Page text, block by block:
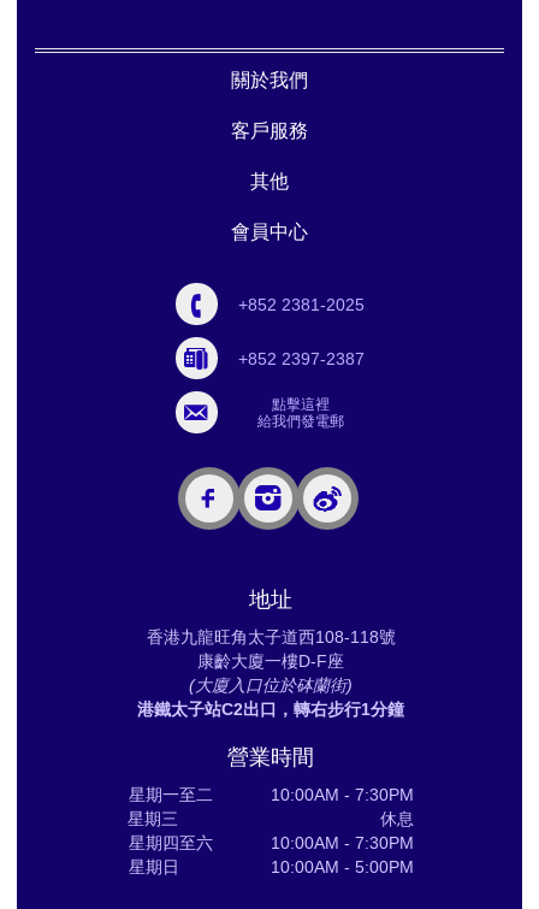
關於我們
客戶服務
其他
會員中心
+852 2381-2025
+852 2397-2387
點擊這裡
給我們發電郵
地址
香港九龍旺角太子道西108-118號
康齡大廈一樓D-F座
(大廈入口位於砵蘭街)
港鐵太子站C2出口，轉右步行1分鐘
營業時間
星期一至二 10:00AM - 7:30PM
星期三 休息
星期四至六 10:00AM - 7:30PM
星期日 10:00AM - 5:00PM